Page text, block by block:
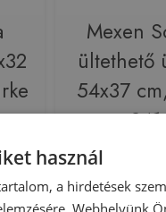
Mexen
ültethető
54x37
használ
a hirdetések